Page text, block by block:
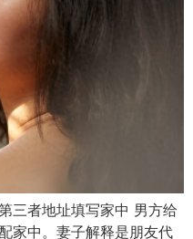
三者地址填写家中 男方给
家中。妻子解释是朋友代